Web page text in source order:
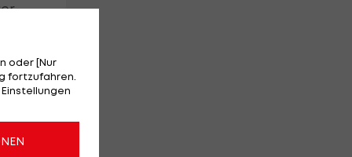
oder [Nur
fortzufahren.